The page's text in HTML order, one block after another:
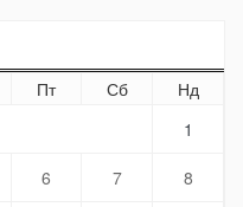
Пт Сб
Нд
1
6 7 8